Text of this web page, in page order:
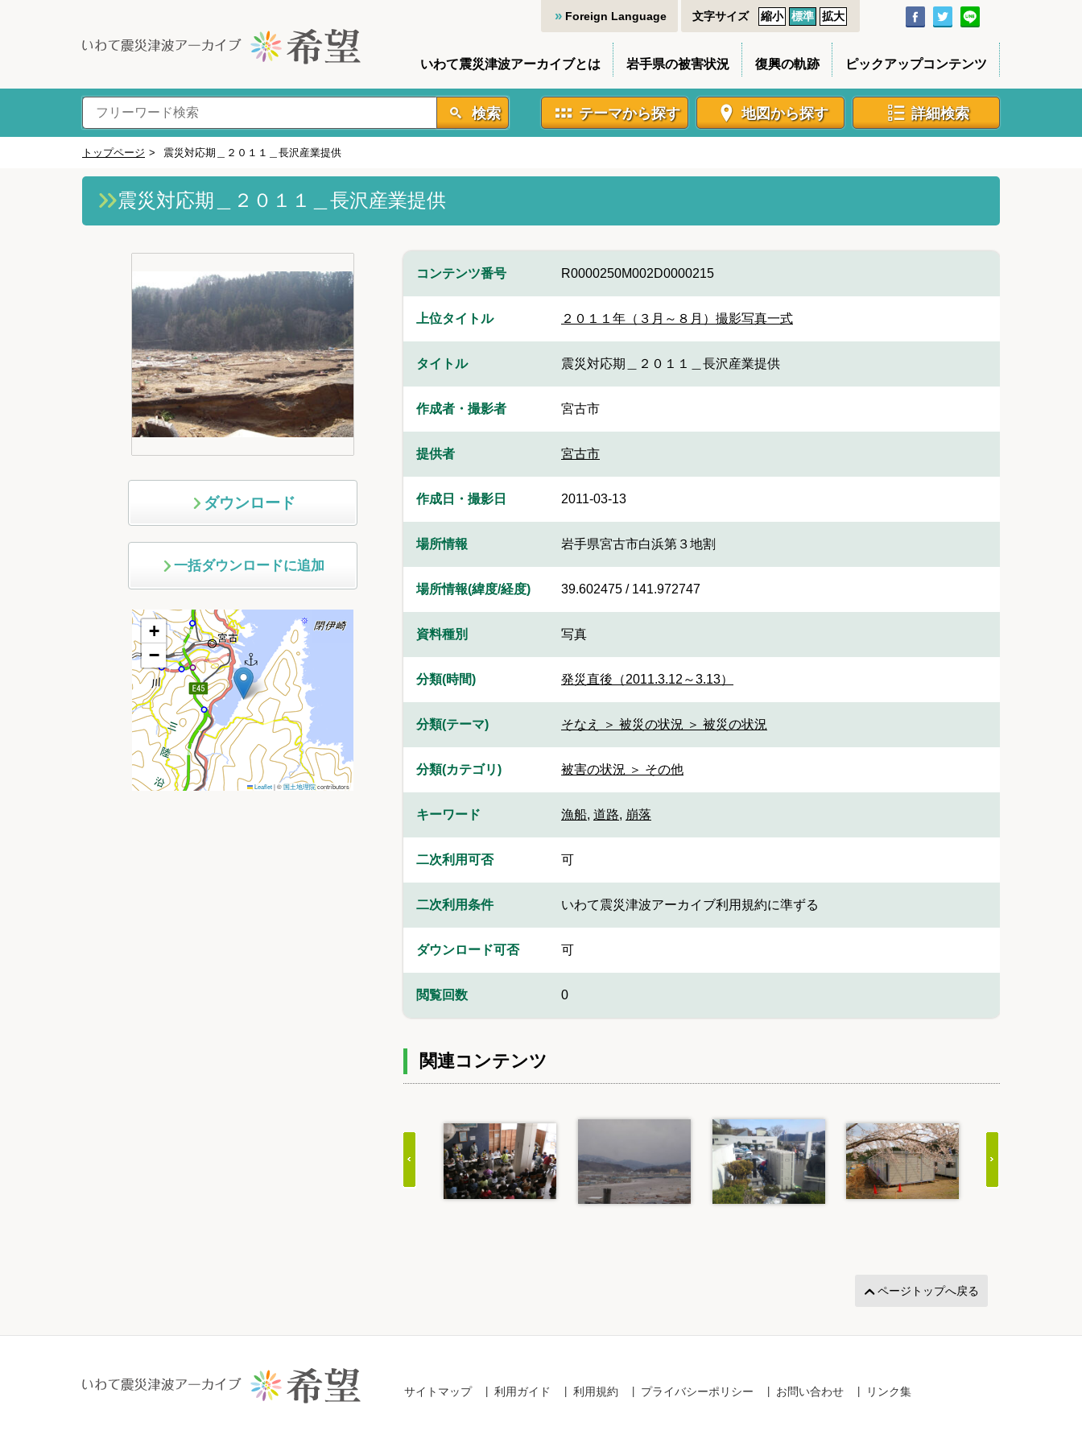
Foreign Language 文字サイズ 縮小 標準 拡大
いわて震災津波アーカイブとは 岩手県の被害状況 復興の軌跡 ピックアップコンテンツ
検索 テーマから探す 地図から探す 詳細検索
トップページ > 震災対応期＿２０１１＿長沢産業提供
震災対応期＿２０１１＿長沢産業提供
ダウンロード
一括ダウンロードに追加
+
−
Leaflet|©国土地理院contributors
コンテンツ番号 R0000250M002D0000215
上位タイトル ２０１１年（３月～８月）撮影写真一式
タイトル 震災対応期＿２０１１＿長沢産業提供
作成者・撮影者 宮古市
提供者 宮古市
作成日・撮影日 2011-03-13
場所情報 岩手県宮古市白浜第３地割
場所情報(緯度/経度) 39.602475 / 141.972747
資料種別 写真
分類(時間) 発災直後（2011.3.12～3.13）
分類(テーマ) そなえ ＞ 被災の状況 ＞ 被災の状況
分類(カテゴリ) 被害の状況 ＞ その他
キーワード 漁船, 道路, 崩落
二次利用可否 可
二次利用条件 いわて震災津波アーカイブ利用規約に準ずる
ダウンロード可否 可
閲覧回数 0
関連コンテンツ
ページトップへ戻る
サイトマップ 利用ガイド 利用規約 プライバシーポリシー お問い合わせ リンク集